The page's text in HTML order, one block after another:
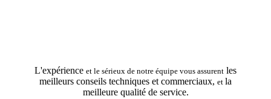
L'expérience et le sérieux de notre équipe vous assurent les
meilleurs conseils techniques et commerciaux, et la
meilleure qualité de service.